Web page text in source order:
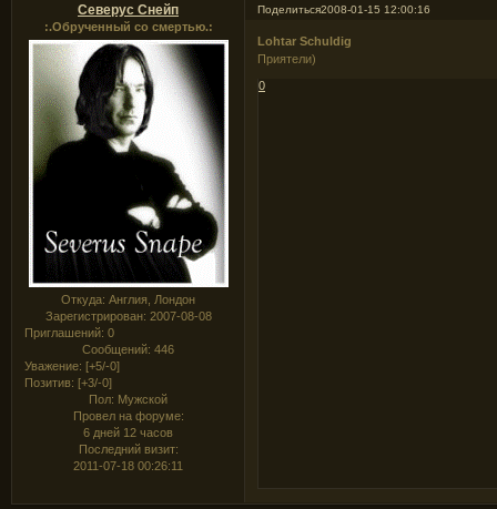
Поделиться2008-01-15 12:00:16
Северус Снейп
:.Обрученный со смертью.:
Откуда: Англия, Лондон
Зарегистрирован: 2007-08-08
Приглашений: 0
Сообщений: 446
Уважение: [+5/-0]
Позитив: [+3/-0]
Пол: Мужской
Провел на форуме:
6 дней 12 часов
Последний визит:
2011-07-18 00:26:11
Lohtar Schuldig
Приятели)
0